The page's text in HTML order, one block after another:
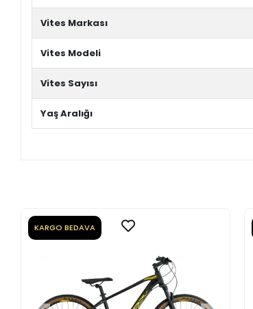
Vites Markası
Vites Modeli
Vites Sayısı
Yaş Aralığı
KARGO BEDAVA